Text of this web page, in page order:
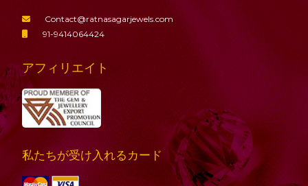
Contact@ratnasagarjewels.com
91-9414064424
アフィリエイト
私たちが受け入れるカード